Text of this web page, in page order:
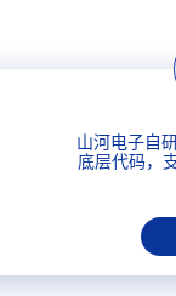
山河电子自
底层代码，